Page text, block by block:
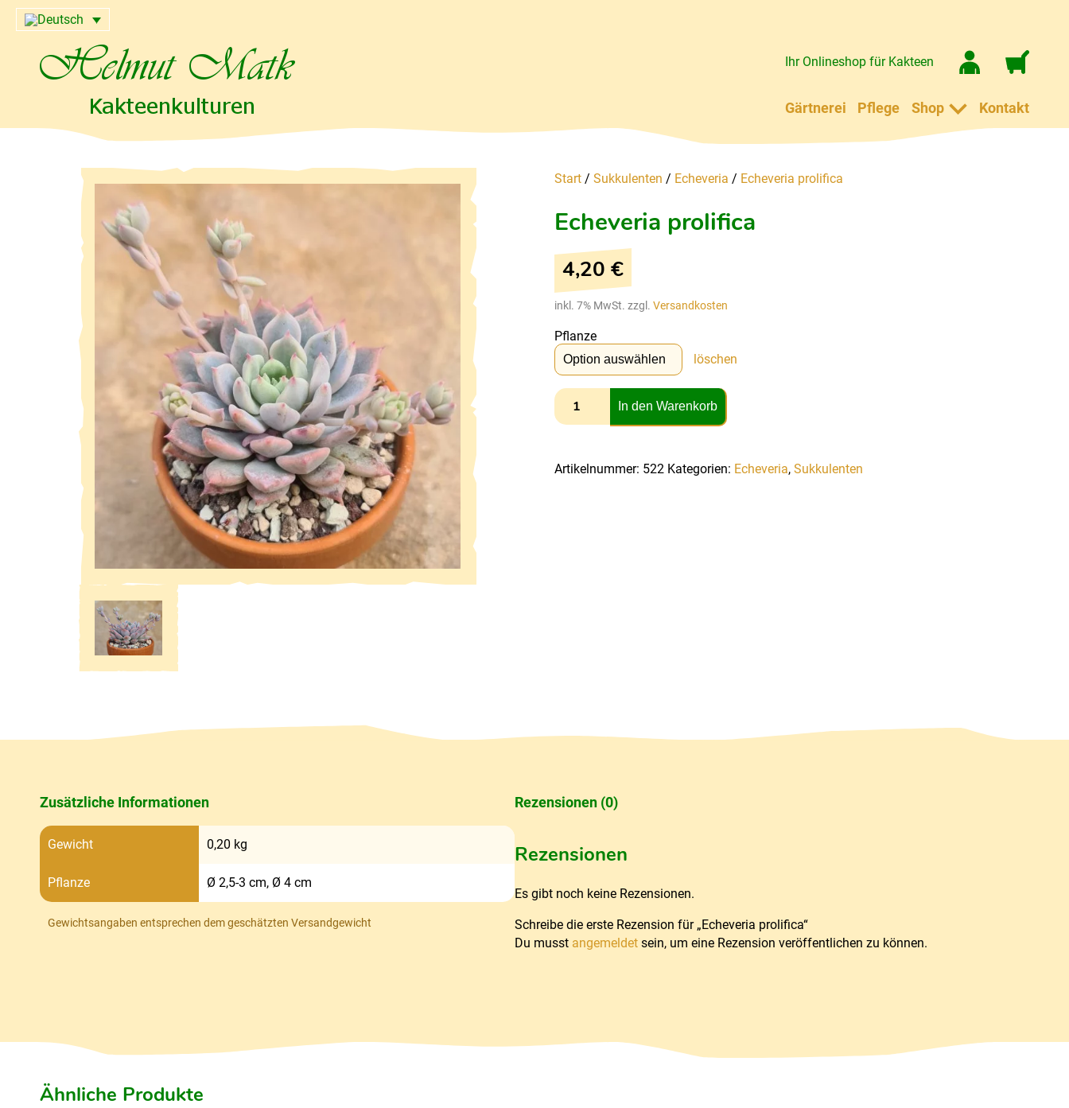
Ihr Onlineshop für Kakteen
Gärtnerei Pflege Shop Kontakt
Start / Sukkulenten / Echeveria / Echeveria prolifica
Echeveria prolifica
4,20 €
inkl. 7% MwSt. zzgl. Versandkosten
Pflanze
löschen
In den Warenkorb
Artikelnummer: 522 Kategorien: Echeveria, Sukkulenten
Zusätzliche Informationen
Gewicht 0,20 kg
Pflanze Ø 2,5-3 cm, Ø 4 cm
Gewichtsangaben entsprechen dem geschätzten Versandgewicht
Rezensionen (0)
Rezensionen
Es gibt noch keine Rezensionen.
Schreibe die erste Rezension für „Echeveria prolifica“
Du musst angemeldet sein, um eine Rezension veröffentlichen zu können.
Ähnliche Produkte